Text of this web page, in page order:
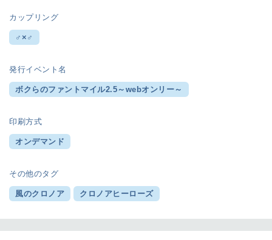
カップリング
♂×♂
発行イベント名
ボクらのファントマイル2.5～webオンリー～
印刷方式
オンデマンド
その他のタグ
風のクロノア クロノアヒーローズ